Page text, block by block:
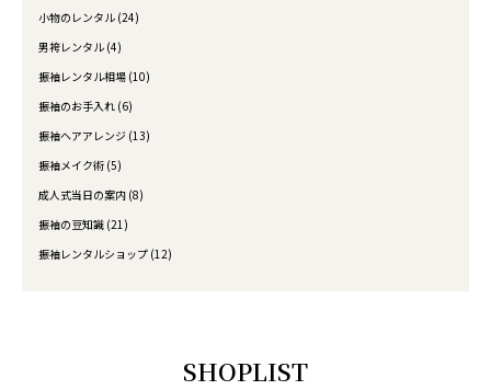
小物のレンタル (24)
男袴レンタル (4)
振袖レンタル相場 (10)
振袖のお手入れ (6)
振袖ヘアアレンジ (13)
振袖メイク術 (5)
成人式当日の案内 (8)
振袖の豆知識 (21)
振袖レンタルショップ (12)
SHOPLIST